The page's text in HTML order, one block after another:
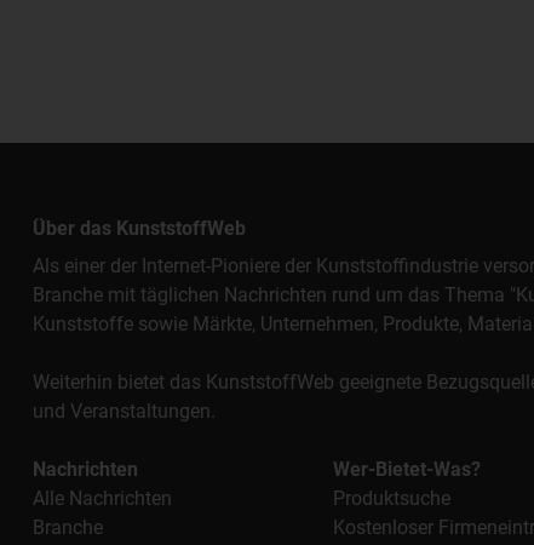
Über das KunststoffWeb
Als einer der Internet-Pioniere der Kunststoffindustrie
Branche mit täglichen Nachrichten rund um das Thema
Kunststoffe sowie Märkte, Unternehmen, Produkte,
Weiterhin bietet das KunststoffWeb geeignete
und Veranstaltungen.
Nachrichten
Alle Nachrichten
Branche
Wer-Bietet-Was?
Produktsuche
Kostenloser